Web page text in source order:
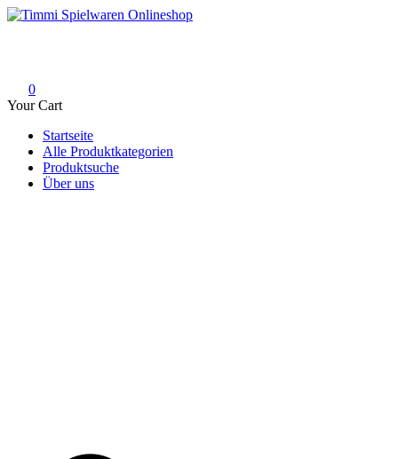
Skip
0
Your Cart
Startseite
Alle Produktkategorien
Produktsuche
Über uns